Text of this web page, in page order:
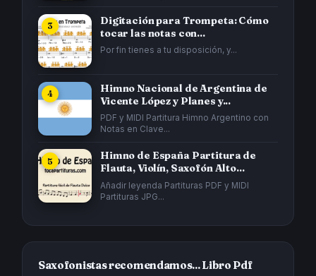
Digitación para Trompeta: Cómo
tocar las notas con...
Por fin tienes a tu disposición, y...
Himno Nacional de Argentina de
Vicente López y Planes y...
PDF y MIDI Partitura Himno Argentino con
Notas en Clave...
Himno de España Partitura de
Flauta, Violín, Saxofón Alto...
Añadir leyenda Partituras PDF y MIDI
Partituras JPG...
Saxofonistas recomendamos... Libro Pdf